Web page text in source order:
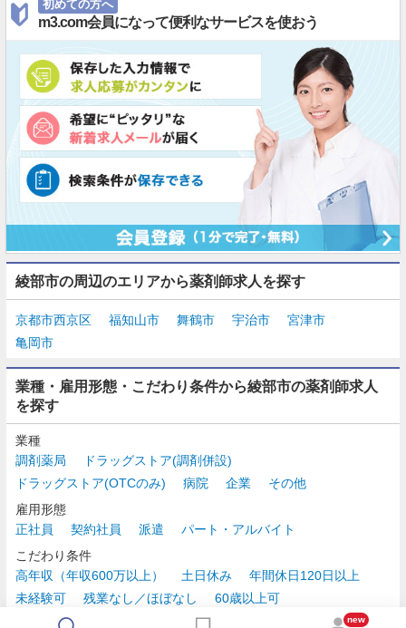
初めての方へ
m3.com会員になって便利なサービスを使おう
綾部市の周辺のエリアから薬剤師求人を探す
京都市西京区 福知山市 舞鶴市 宇治市
宮津市
亀岡市
業種・雇用形態・こだわり条件から綾部市の薬剤師求人
を探す
業種
調剤薬局
ドラッグストア(調剤併設)
ドラッグストア(OTCのみ)
病院 企業
その他
雇用形態
正社員
契約社員 派遣
パート・アルバイト
こだわり条件
高年収（年収600万以上）
土日休み
年間休日120日以上
未経験可
残業なし／ほぼなし
60歳以上可
時給2,500円以上
new